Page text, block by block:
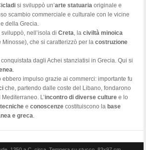
si sviluppò un’arte statuaria originale e
scambio commerciale e culturale con le vicine
della Grecia.
nell’isola di Creta, la civiltà minoica
che si caratterizzò per la costruzione
dagli Achei stanziatisi in Grecia. Qui si
.
ebbero impulso grazie ai commerci: importante fu
che, partendo dalle coste del Libano, fondarono
L’incontro di diverse culture e lo
tecniche e conoscenze costituiscono la base
e greca.